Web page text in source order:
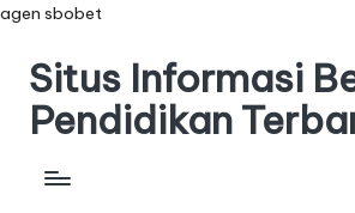
agen sbobet
Situs Informasi
Pendidikan